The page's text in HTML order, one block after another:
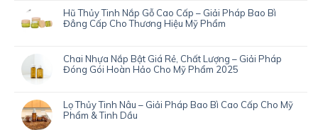
Hũ Thủy Tinh Nắp Gỗ Cao Cấp – Giải Pháp Bao Bì
Đẳng Cấp Cho Thương Hiệu Mỹ Phẩm
Chai Nhựa Nắp Bật Giá Rẻ, Chất Lượng – Giải Pháp
Đóng Gói Hoàn Hảo Cho Mỹ Phẩm 2025
Lọ Thủy Tinh Nâu – Giải Pháp Bao Bì Cao Cấp Cho Mỹ
Phẩm & Tinh Dầu